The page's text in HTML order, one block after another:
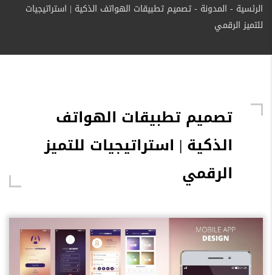
الرئسية - المدونة -تصميم تطبيقات الهواتف الذكية | استراتيجيات
للتميز الرقمي
تصميم تطبيقات الهواتف
الذكية | استراتيجيات للتميز
الرقمي